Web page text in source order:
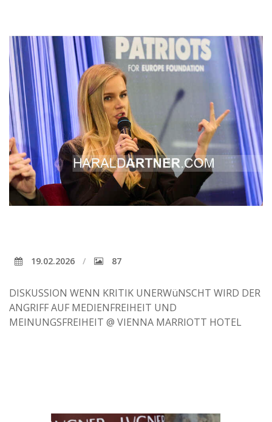
19.02.2026 87
DISKUSSION WENN KRITIK UNERWüNSCHT WIRD DER
ANGRIFF AUF MEDIENFREIHEIT UND
MEINUNGSFREIHEIT @ VIENNA MARRIOTT HOTEL